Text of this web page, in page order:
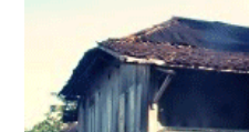
Kelahiran
Ahok,
Gantong
pulau
Belitong